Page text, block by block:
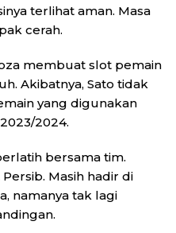
terlihat aman. Masa
cerah.
membuat slot pemain
Akibatnya, Sato tidak
yang digunakan
2024.
bersama tim.
Masih hadir di
namanya tak lagi